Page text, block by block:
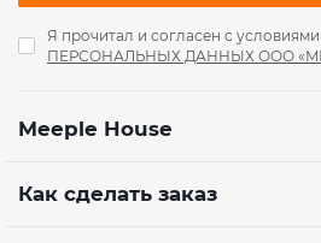
Я прочитал и согласен с условиями
ПЕРСОНАЛЬНЫХ ДАННЫХ ООО
Meeple House
Как сделать заказ